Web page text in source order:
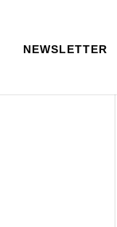
NEWSLETTER